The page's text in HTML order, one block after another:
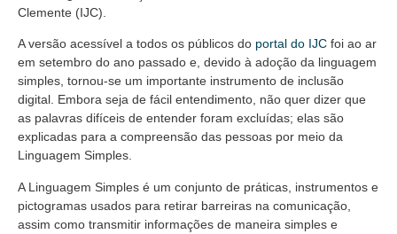
Clemente (IJC).
A versão acessível a todos os públicos do portal do IJC foi ao ar
em setembro do ano passado e, devido à adoção da linguagem
simples, tornou-se um importante instrumento de inclusão
digital. Embora seja de fácil entendimento, não quer dizer que
as palavras difíceis de entender foram excluídas; elas são
explicadas para a compreensão das pessoas por meio da
Linguagem Simples.
A Linguagem Simples é um conjunto de práticas, instrumentos e
pictogramas usados para retirar barreiras na comunicação,
assim como transmitir informações de maneira simples e